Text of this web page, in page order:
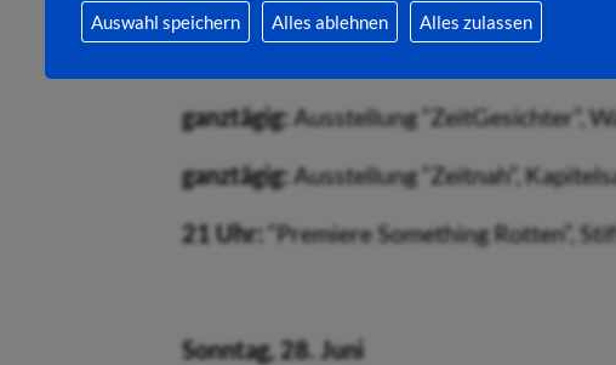
Auswahl speichern Alles ablehnen Alles zulassen
ganztägig: Ausstellung “ZeitGesichter”,
ganztägig: Ausstellung “Zeitnah”,
21 Uhr: “Premiere Something Rotten”,
Sonntag, 28. Juni